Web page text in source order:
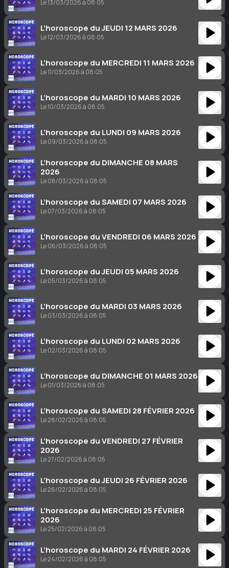
Le 13/03/2026 à 08:05
L’horoscope du JEUDI 12 MARS 2026
Le 12/03/2026 à 08:05
L’horoscope du MERCREDI 11 MARS 2026
Le 11/03/2026 à 08:05
L’horoscope du MARDI 10 MARS 2026
Le 10/03/2026 à 08:05
L’horoscope du LUNDI 09 MARS 2026
Le 09/03/2026 à 08:05
L’horoscope du DIMANCHE 08 MARS
2026
Le 08/03/2026 à 08:05
L’horoscope du SAMEDI 07 MARS 2026
Le 07/03/2026 à 08:05
L’horoscope du VENDREDI 06 MARS 2026
Le 06/03/2026 à 08:05
L’horoscope du JEUDI 05 MARS 2026
Le 05/03/2026 à 08:05
L’horoscope du MARDI 03 MARS 2026
Le 03/03/2026 à 08:05
L’horoscope du LUNDI 02 MARS 2026
Le 02/03/2026 à 08:05
L’horoscope du DIMANCHE 01 MARS 2026
Le 01/03/2026 à 08:05
L’horoscope du SAMEDI 28 FÉVRIER 2026
Le 28/02/2026 à 08:05
L’horoscope du VENDREDI 27 FÉVRIER
2026
Le 27/02/2026 à 08:05
L’horoscope du JEUDI 26 FÉVRIER 2026
Le 26/02/2026 à 08:05
L’horoscope du MERCREDI 25 FÉVRIER
2026
Le 25/02/2026 à 08:05
L’horoscope du MARDI 24 FÉVRIER 2026
Le 24/02/2026 à 08:05